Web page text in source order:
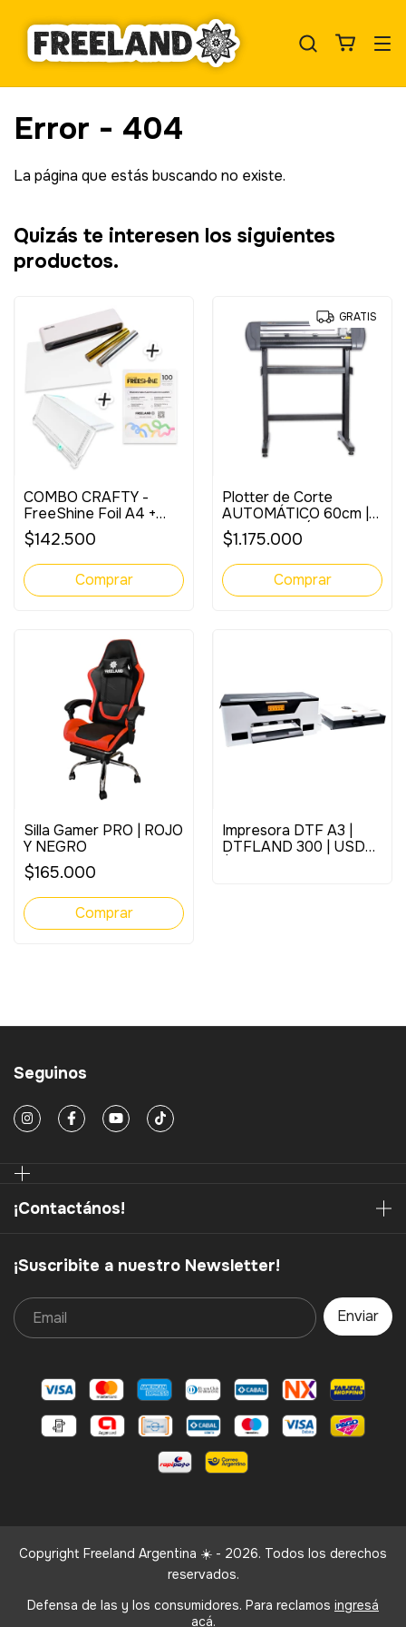
Error - 404
La página que estás buscando no existe.
Quizás te interesen los siguientes
productos.
COMBO CRAFTY -
FreeShine Foil A4 +
Pouch A4 125mic +
Guillotina FreeCut Flex
A4
$142.500
GRATIS
Plotter de Corte
AUTOMÁTICO 60cm |
Con Lector Óptico
$1.175.000
Silla Gamer PRO | ROJO
Y NEGRO
$165.000
Impresora DTF A3 |
DTFLAND 300 | USD
Seguinos
¡Contactános!
¡Suscribite a nuestro Newsletter!
Copyright Freeland Argentina ☀️ - 2026. Todos los derechos
reservados.
Defensa de las y los consumidores. Para reclamos ingresá
acá.